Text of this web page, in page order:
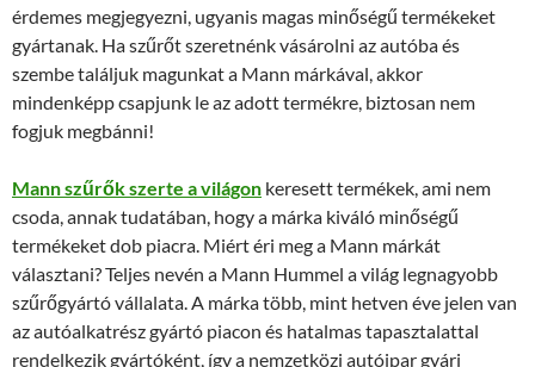
érdemes megjegyezni, ugyanis magas minőségű termékeket
gyártanak. Ha szűrőt szeretnénk vásárolni az autóba és
szembe találjuk magunkat a Mann márkával, akkor
mindenképp csapjunk le az adott termékre, biztosan nem
fogjuk megbánni!
Mann szűrők szerte a világon keresett termékek, ami nem
csoda, annak tudatában, hogy a márka kiváló minőségű
termékeket dob piacra. Miért éri meg a Mann márkát
választani? Teljes nevén a Mann Hummel a világ legnagyobb
szűrőgyártó vállalata. A márka több, mint hetven éve jelen van
az autóalkatrész gyártó piacon és hatalmas tapasztalattal
rendelkezik gyártóként, így a nemzetközi autóipar gyári